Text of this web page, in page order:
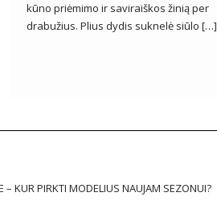
kūno priėmimo ir saviraiškos žinią per
drabužius. Plius dydis suknelė siūlo […]
– KUR PIRKTI MODELIUS NAUJAM SEZONUI?